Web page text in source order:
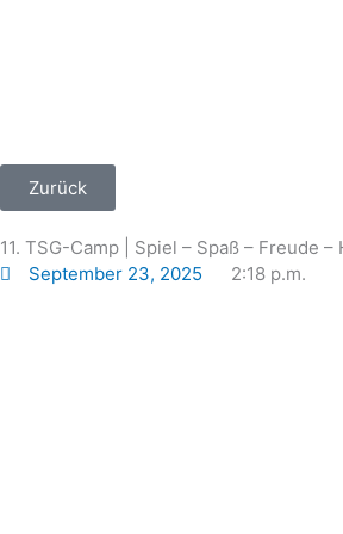
Zurück
11. TSG-Camp | Spiel – Spaß – Freude –
September 23, 2025
2:18 p.m.